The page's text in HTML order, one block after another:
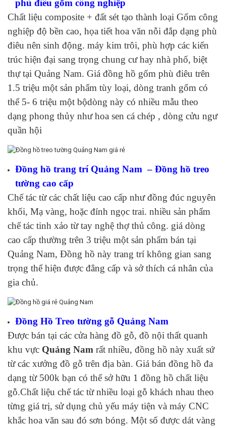
phù điêu gốm công nghiệp
Chất liệu composite + đất sét tạo thành loại Gốm công
nghiệp độ bền cao, họa tiết hoa văn nỗi đắp dạng phù
điêu nên sinh động. máy kim trôi, phù hợp các kiến
trúc hiện đại sang trọng chung cư hay nhà phố, biệt
thự tại Quảng Nam. Giá đồng hồ gốm phù điêu trên
1.5 triệu một sản phẩm tùy loại, dòng tranh gốm có
thể 5- 6 triệu một bộdòng này có nhiều mẫu theo
dạng phong thủy như hoa sen cá chép , dòng cửu ngư
quần hội
Đồng hồ trang trí Quảng Nam – Đồng hồ treo
tường cao cấp
Chế tác từ các chất liệu cao cấp như đồng đúc nguyên
khối, Mạ vàng, hoặc đính ngọc trai. nhiều sản phẩm
chế tác tinh xảo từ tay nghệ thợ thủ công. giá dòng
cao cấp thường trên 3 triệu một sản phẩm bán tại
Quảng Nam, Đồng hồ này trang trí không gian sang
trọng thể hiện được đẳng cấp và sở thích cá nhân của
gia chủ.
Đồng Hồ Treo tường gỗ Quảng Nam
Được bán tại các cửa hàng đồ gỗ, đồ nội thất quanh
khu vực Quảng Nam rất nhiều, đồng hồ này xuất sứ
từ các xưởng đồ gỗ trên địa bàn. Giá bán đồng hồ đa
dạng từ 500k bạn có thể sở hữu 1 đồng hồ chất liệu
gỗ.Chất liệu chế tác từ nhiều loại gỗ khách nhau theo
từng giá trị, sử dụng chủ yếu máy tiện và máy CNC
khắc hoa văn sau đó sơn bóng. Một số được dát vàng